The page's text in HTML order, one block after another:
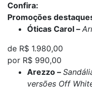
Confira:
Promoções
Óticas Carol –
de R$ 1.980,00
por R$ 990,00
Arezzo –
versões Off